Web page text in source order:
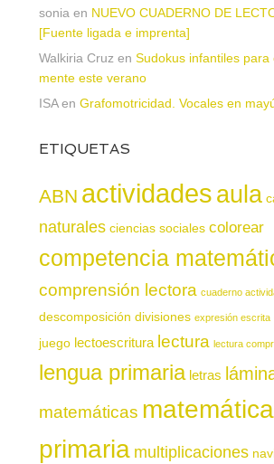
sonia en NUEVO CUADERNO DE
[Fuente ligada e imprenta]
Walkiria Cruz en Sudokus infantiles para
mente este verano
ISAen Grafomotricidad. Vocales en
ETIQUETAS
ABN actividadesaula
naturales ciencias sociales colorear
competencia
comprensión lectora cuaderno
descomposición divisiones expresión escrita
juego lectoescritura lectura lectura
lengua primaria letras
matemáticas
primaria multiplicaciones